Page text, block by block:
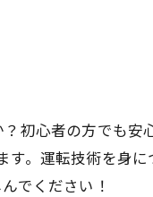
初心者の方でも安
。運転技術を身
でください！